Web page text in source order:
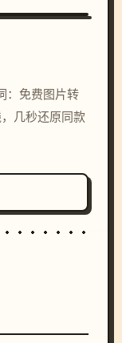
sunset, neon
--v 6.0
：免费图片转
几秒还原同款